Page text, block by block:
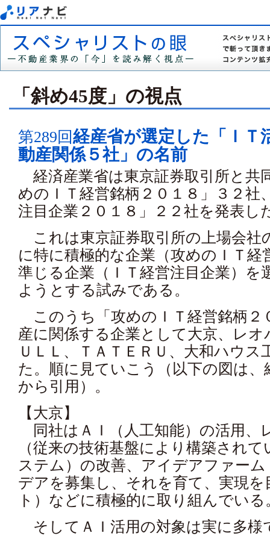
「斜め45度」の視点
第289回経産省が選定した「ＩＴ
動産関係５社」の名前
経済産業省は東京証券取引所と共
めのＩＴ経営銘柄２０１８」３２社
注目企業２０１８」２２社を発表し
これは東京証券取引所の上場会社
に特に積極的な企業（攻めのＩＴ経
準じる企業（ＩＴ経営注目企業）を
ようとする試みである。
このうち「攻めのＩＴ経営銘柄２
産に関係する企業として大京、レオ
ＵＬＬ、ＴＡＴＥＲＵ、大和ハウス
た。順に見ていこう（以下の図は、
から引用）。
【大京】
同社はＡＩ（人工知能）の活用、
（従来の技術基盤により構築され
ステム）の改善、アイデアファー
デアを募集し、それを育て、実現
ト）などに積極的に取り組んでいる
そしてＡＩ活用の対象は実に多様